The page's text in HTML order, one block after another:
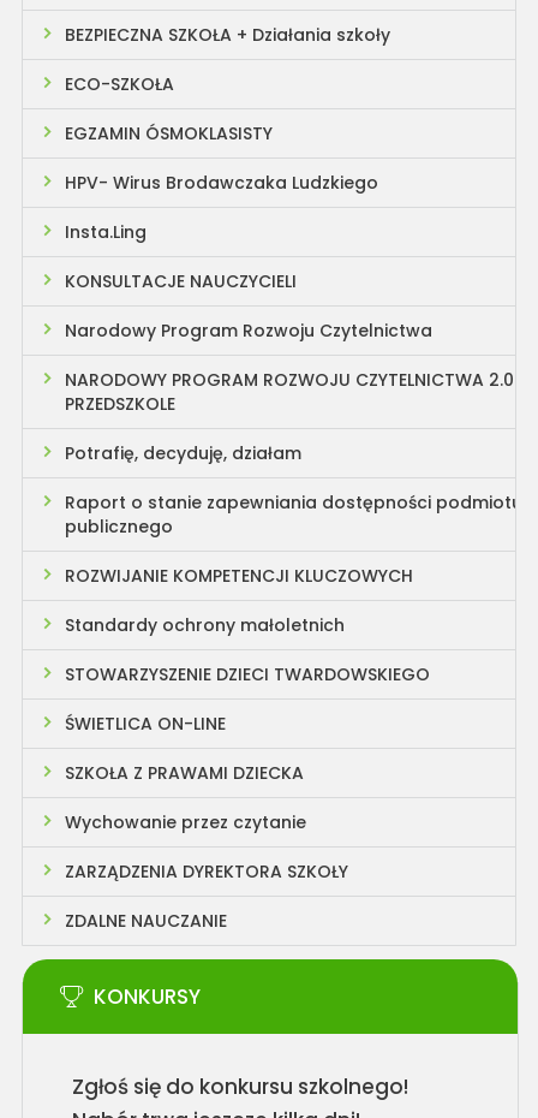
BEZPIECZNA SZKOŁA + Działania szkoły
ECO-SZKOŁA
EGZAMIN ÓSMOKLASISTY
HPV- Wirus Brodawczaka Ludzkiego
Insta.Ling
KONSULTACJE NAUCZYCIELI
Narodowy Program Rozwoju Czytelnictwa
NARODOWY PROGRAM ROZWOJU CZYTELNICTWA 2.0
PRZEDSZKOLE
Potrafię, decyduję, działam
Raport o stanie zapewniania dostępności podmiotu
publicznego
ROZWIJANIE KOMPETENCJI KLUCZOWYCH
Standardy ochrony małoletnich
STOWARZYSZENIE DZIECI TWARDOWSKIEGO
ŚWIETLICA ON-LINE
SZKOŁA Z PRAWAMI DZIECKA
Wychowanie przez czytanie
ZARZĄDZENIA DYREKTORA SZKOŁY
ZDALNE NAUCZANIE
KONKURSY
Zgłoś się do konkursu szkolnego!